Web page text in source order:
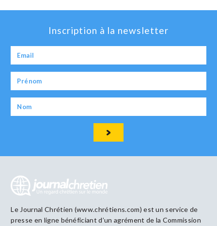
Inscription à la newsletter
Le Journal Chrétien (www.chrétiens.com) est un service de
presse en ligne bénéficiant d’un agrément de la Commission